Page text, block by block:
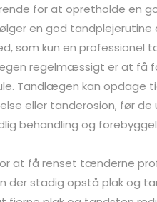
for at opretholde en
en god tandplejerutine
som kun en professionel
regelmæssigt er at få
Tandlægen kan opdage
eller tanderosion, før de
behandling og
at få renset tænderne
stadig opstå plak og